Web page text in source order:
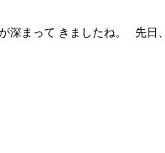
まって きましたね。 先日